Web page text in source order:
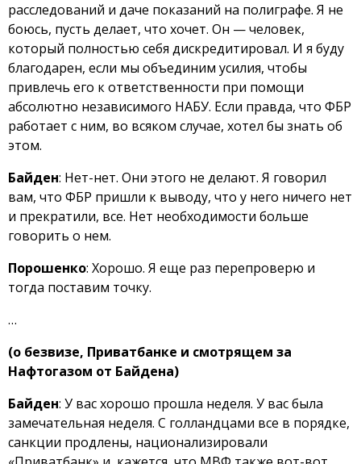
расследований и даче показаний на полиграфе. Я не
боюсь, пусть делает, что хочет. Он — человек,
который полностью себя дискредитировал. И я буду
благодарен, если мы объединим усилия, чтобы
привлечь его к ответственности при помощи
абсолютно независимого НАБУ. Если правда, что ФБР
работает с ним, во всяком случае, хотел бы знать об
этом.
Байден: Нет-нет. Они этого не делают. Я говорил
вам, что ФБР пришли к выводу, что у него ничего нет
и прекратили, все. Нет необходимости больше
говорить о нем.
Порошенко: Хорошо. Я еще раз перепроверю и
тогда поставим точку.
…
(о безвизе, Приватбанке и смотрящем за
Нафтогазом от Байдена)
Байден: У вас хорошо прошла неделя. У вас была
замечательная неделя. С голландцами все в порядке,
санкции продлены, национализировали